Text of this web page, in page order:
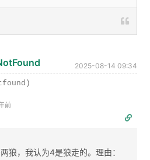
2025-08-14 09:34
前
狼，我认为4是狼走的。理由：